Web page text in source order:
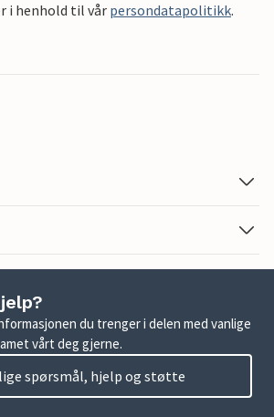
i henhold til vår persondatapolitikk.
du trenger i delen med vanlige
vårt deg gjerne.
spørsmål, hjelp og støtte